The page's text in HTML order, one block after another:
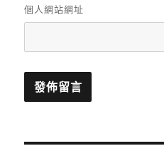
個人網站網址